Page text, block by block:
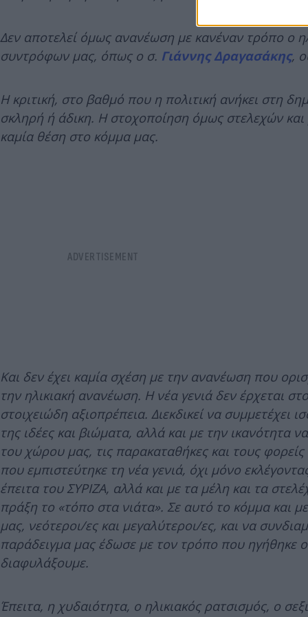
Δεν αποτελεί όμως ανανέωση με κανέναν τρόπο ο
συντρόφων μας, όπως ο σ. Γιάννης Δραγασάκης,
Η κριτική, στο βαθμό που η πολιτική ανήκει στη
σκληρή ή άδικη. Η στοχοποίηση όμως στελεχών και
καμία θέση στο κόμμα μας.
Και δεν έχει καμία σχέση με την ανανέωση που
την ηλικιακή ανανέωση. Η νέα γενιά δεν έρχεται
στοιχειώδη αξιοπρέπεια. Διεκδικεί να συμμετέχει
της ιδέες και βιώματα, αλλά και με την ικανότητα
του χώρου μας, τις παρακαταθήκες και τους
που εμπιστεύτηκε τη νέα γενιά, όχι μόνο
έπειτα του ΣΥΡΙΖΑ, αλλά και με τα μέλη και τα
πράξη το «τόπο στα νιάτα». Σε αυτό το κόμμα και
μας, νεότεροι/ες και μεγαλύτεροι/ες, και να
παράδειγμα μας έδωσε με τον τρόπο που ηγήθηκε
διαφυλάξουμε.
Έπειτα, η χυδαιότητα, ο ηλικιακός ρατσισμός, ο